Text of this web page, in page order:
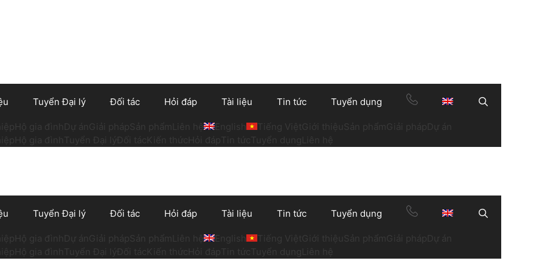
Tuyển Đại lý Đối tác Hỏi đáp Tài liệu Tin tức Tuyển dụng
Hộ gia đình Dự ánGiải pháp Sản phẩm Liên hệ English Tiếng ViệtGiới thiệu Sản phẩm Giải phápDự án
Hộ gia đình Tuyển Đại lý Đối tác Kiến thức Hỏi đáp Tin tức Tuyển dụng Liên hệ
Tuyển Đại lý Đối tác Hỏi đáp Tài liệu Tin tức Tuyển dụng
Hộ gia đình Dự ánGiải pháp Sản phẩm Liên hệ English Tiếng ViệtGiới thiệu Sản phẩm Giải phápDự án
Hộ gia đình Tuyển Đại lý Đối tác Kiến thức Hỏi đáp Tin tức Tuyển dụng Liên hệ